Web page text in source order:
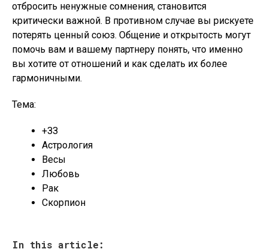
отбросить ненужные сомнения, становится
критически важной. В противном случае вы рискуете
потерять ценный союз. Общение и открытость могут
помочь вам и вашему партнеру понять, что именно
вы хотите от отношений и как сделать их более
гармоничными.
Тема:
+ЗЗ
Астрология
Весы
Любовь
Рак
Скорпион
In this article: